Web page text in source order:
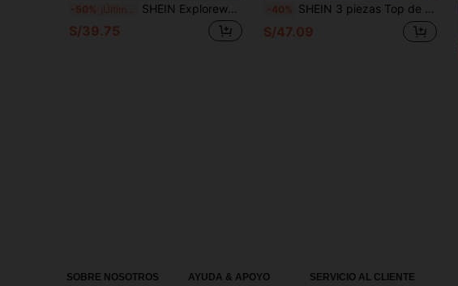
-50% SHEIN Explorewe Set de 2 piezas Capa base de manga larga con cuello alto térmica y cómoda para niñas preadolescentes, versátil para deportes y viajes, en negro y beige, para otoño e invierno
S/39.75
-40% SHEIN 3 piezas Top de manga larga de cuello redondo de punto de unicolor casual para niña preadolescente, Camisa de manga larga de cuello alto para niña preadolescente
S/47.09
SOBRE NOSOTROS
AYUDA & APOYO
SERVICIO AL CLIENTE